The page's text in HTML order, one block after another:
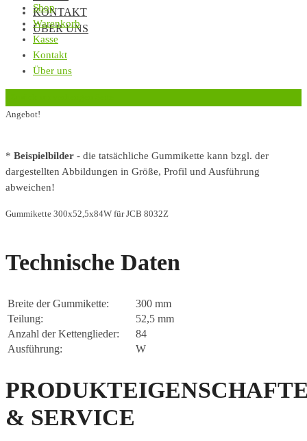
KONTAKT
ÜBER UNS
Shop
Warenkorb
Kasse
Kontakt
Über uns
Angebot!
* Beispielbilder - die tatsächliche Gummikette kann bzgl. der
dargestellten Abbildungen in Größe, Profil und Ausführung
abweichen!
Gummikette 300x52,5x84W für JCB 8032Z
Technische Daten
Breite der Gummikette:
300 mm
Teilung:
52,5 mm
Anzahl der Kettenglieder:
84
Ausführung:
W
& SERVICE